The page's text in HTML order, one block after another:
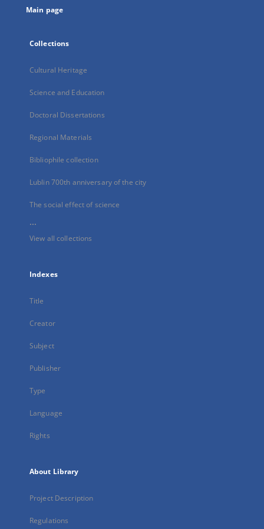
Main page
Collections
Cultural Heritage
Science and Education
Doctoral Dissertations
Regional Materials
Bibliophile collection
Lublin 700th anniversary of the city
The social effect of science
...
View all collections
Indexes
Title
Creator
Subject
Publisher
Type
Language
Rights
About Library
Project Description
Regulations